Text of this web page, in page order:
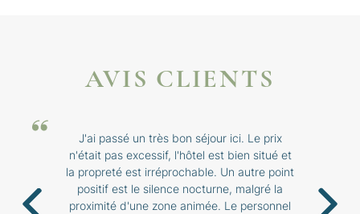
AVIS CLIENTS
J'ai passé un très bon séjour ici. Le prix
n'était pas excessif, l'hôtel est bien situé et
la propreté est irréprochable. Un autre point
positif est le silence nocturne, malgré la
proximité d'une zone animée. Le personnel